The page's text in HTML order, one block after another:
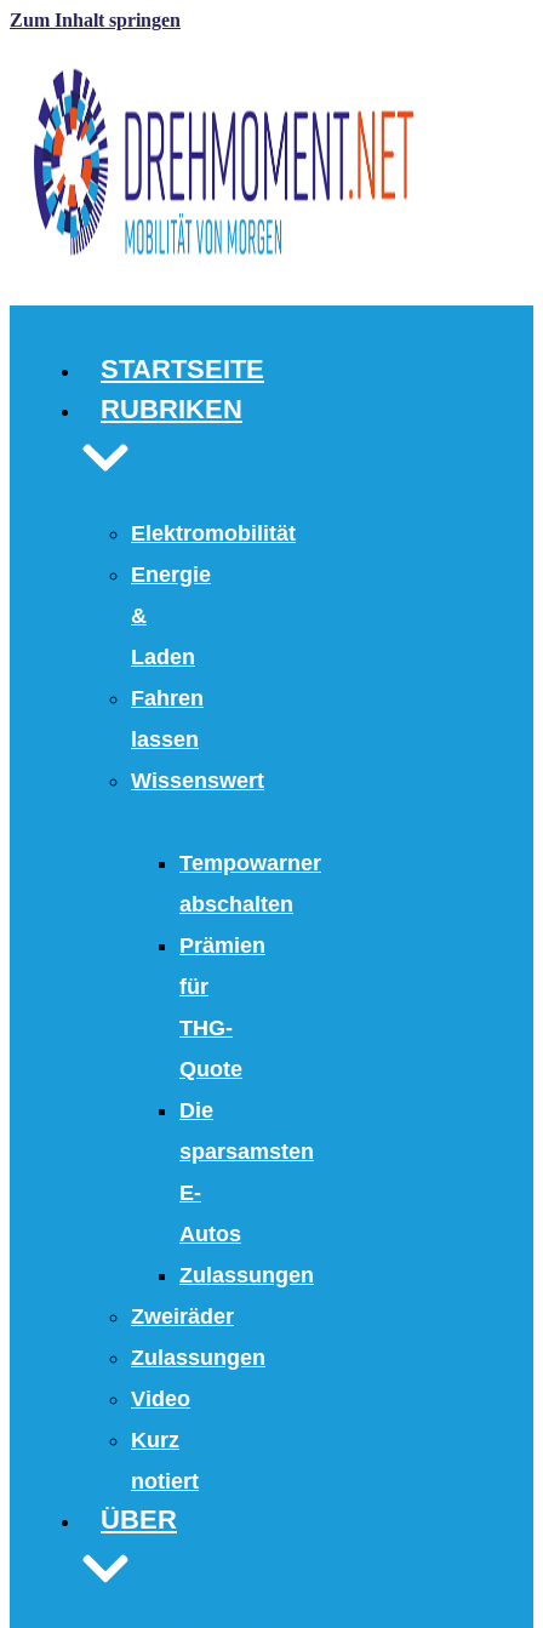
Zum Inhalt springen
STARTSEITE
RUBRIKEN
Elektromobilität
Energie
&
Laden
Fahren
lassen
Wissenswert
Tempowarner
abschalten
Prämien
für
THG-
Quote
Die
sparsamsten
E-
Autos
Zulassungen
Zweiräder
Zulassungen
Video
Kurz
notiert
ÜBER